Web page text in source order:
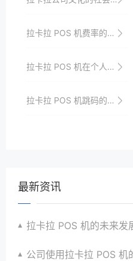
拉卡拉 POS 机费率的计算方法详解
拉卡拉 POS 机在个人跨境消费中的应用
拉卡拉 POS 机跳码的治理措施
最新资讯
拉卡拉 POS 机的未来发
公司使用拉卡拉 POS 机